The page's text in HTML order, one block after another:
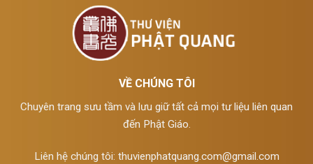
VỀ CHÚNG TÔI
Chuyên trang sưu tầm và lưu giữ tất cả mọi tư liệu liên quan
đến Phật Giáo.
Liên hệ chúng tôi: thuvienphatquang.com@gmail.com